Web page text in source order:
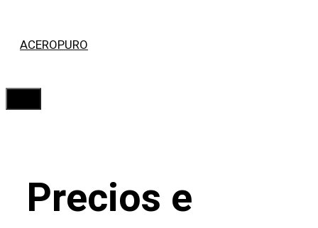
ACEROPURO
Precios e